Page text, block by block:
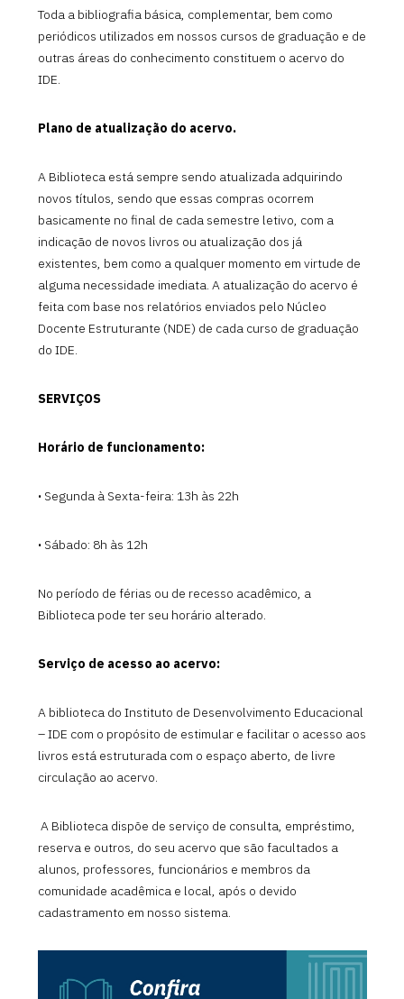
Toda a bibliografia básica, complementar, bem como
periódicos utilizados em nossos cursos de graduação e de
outras áreas do conhecimento constituem o acervo do
IDE.
Plano de atualização do acervo.
A Biblioteca está sempre sendo atualizada adquirindo
novos títulos, sendo que essas compras ocorrem
basicamente no final de cada semestre letivo, com a
indicação de novos livros ou atualização dos já
existentes, bem como a qualquer momento em virtude de
alguma necessidade imediata. A atualização do acervo é
feita com base nos relatórios enviados pelo Núcleo
Docente Estruturante (NDE) de cada curso de graduação
do IDE.
SERVIÇOS
Horário de funcionamento:
·Segunda à Sexta-feira: 13h às 22h
· Sábado: 8h às 12h
No período de férias ou de recesso acadêmico, a
Biblioteca pode ter seu horário alterado.
Serviço de acesso ao acervo:
A biblioteca do Instituto de Desenvolvimento Educacional
– IDE com o propósito de estimular e facilitar o acesso aos
livros está estruturada com o espaço aberto, de livre
circulação ao acervo.
A Biblioteca dispõe de serviço de consulta, empréstimo,
reserva e outros, do seu acervo que são facultados a
alunos, professores, funcionários e membros da
comunidade acadêmica e local, após o devido
cadastramento em nosso sistema.